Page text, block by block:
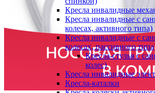
Кресла инвалидные
Кресла инвалидные с
колесах, активного типа)
Кресла инвалидные с
колесах, пассивного
Кресла-стулья с
колес)
Кресла инвалидные
Кресла-каталки